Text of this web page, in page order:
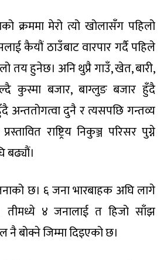
क्रममा मेरो त्यो खोलासँग पहिलो
कैयौं ठाउँबाट वारपार गर्दै पहिले
तय हुनेछ। अनि थुप्रै गाउँ, खेत, बारी,
कुस्मा बजार, बाग्लुङ बजार हुँदै
अन्ततोगत्वा दुनै र त्यसपछि गन्तव्य
राष्ट्रिय निकुञ्ज परिसर पुग्ने
बढ्यौं।
छ। ६ जना भारबाहक अघि लागे
तीमध्ये ४ जनालाई त हिजो साँझ
बोक्ने जिम्मा दिइएको छ।